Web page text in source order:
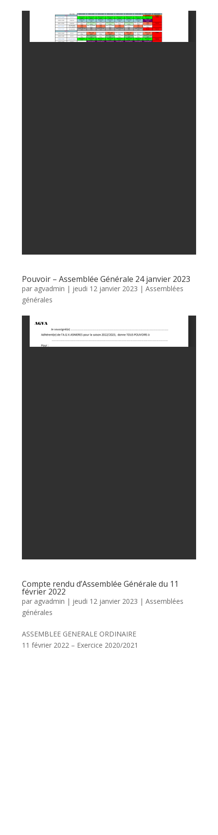
Pouvoir – Assemblée Générale 24 janvier 2023
par agvadmin | jeudi 12 janvier 2023 | Assemblées
générales
Compte rendu d’Assemblée Générale du 11
février 2022
par agvadmin | jeudi 12 janvier 2023 | Assemblées
générales
ASSEMBLEE GENERALE ORDINAIRE
11 février 2022 – Exercice 2020/2021